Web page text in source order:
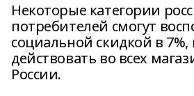
Некоторые категории
потребителей смогут
социальной скидкой в 7%,
действовать во всех
России.